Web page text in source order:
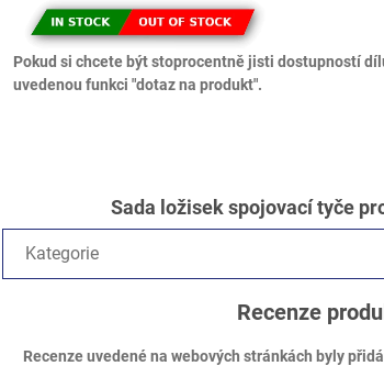
Pokud si chcete být stoprocentně jisti dostupností
uvedenou funkci "dotaz na produkt".
Sada ložisek spojovací tyče
Kategorie
Recenze
Recenze uvedené na webových stránkách byly